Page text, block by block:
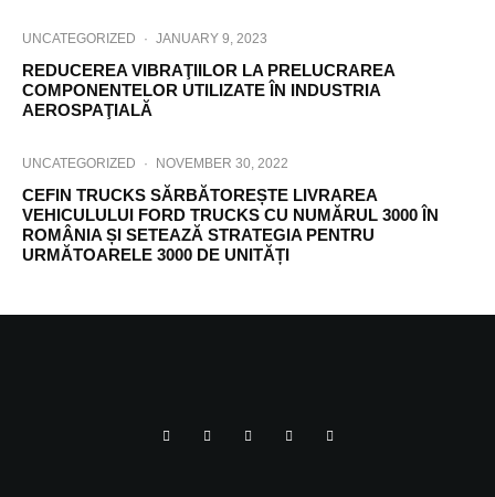
UNCATEGORIZED · JANUARY 9, 2023
REDUCEREA VIBRAŢIILOR LA PRELUCRAREA
COMPONENTELOR UTILIZATE ÎN INDUSTRIA
AEROSPAŢIALĂ
UNCATEGORIZED · NOVEMBER 30, 2022
CEFIN TRUCKS SĂRBĂTOREȘTE LIVRAREA
VEHICULULUI FORD TRUCKS CU NUMĂRUL 3000 ÎN
ROMÂNIA ȘI SETEAZĂ STRATEGIA PENTRU
URMĂTOARELE 3000 DE UNITĂȚI